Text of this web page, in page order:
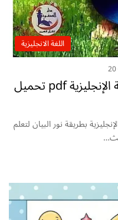
اللغة الانجليزية
20
كتيب نور البيان في أصول اللغة الإنجليزية pdf تحميل
بطريقة نور البيان لتعلم